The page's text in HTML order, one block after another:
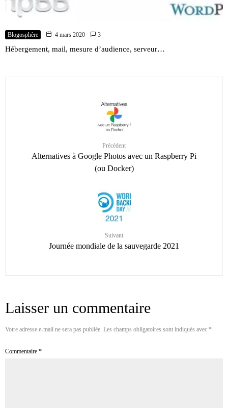
Blogosphère 4 mars 2020 3
Hébergement, mail, mesure d’audience, serveur…
Précédent
Alternatives à Google Photos avec un Raspberry Pi
(ou Docker)
Suivant
Journée mondiale de la sauvegarde 2021
Laisser un commentaire
Votre adresse e-mail ne sera pas publiée. Les champs obligatoires sont indiqués avec *
Commentaire *